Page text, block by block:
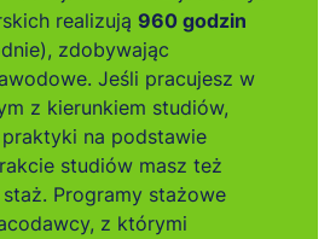
realizują 960 godzin
zdobywając
Jeśli pracujesz w
z kierunkiem studiów,
na podstawie
studiów masz też
staż. Programy stażowe
z którymi